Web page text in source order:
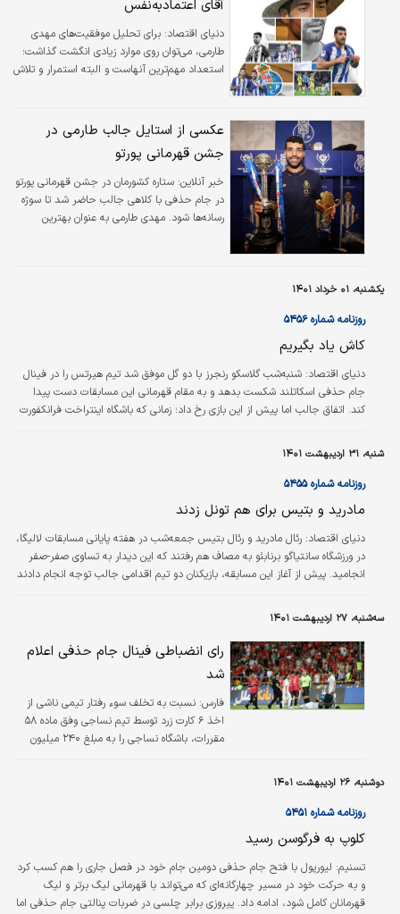
آقای اعتمادبه‌نفس
دنياي اقتصاد: برای تحلیل موفقیت‌های مهدی
طارمی، می‌توان روی موارد زیادی انگشت گذاشت؛
استعداد مهم‌ترین آنهاست و البته استمرار و تلاش
همه، یکی از مهم‌ترین اسرار کامیابی مهدی،
«اعتمادبه‌نفس» بالای اوست. طارمی نمی‌ترسد و
این بی‌باکی، به‌شدت به او کمک کرده است. پورتو
یکشنبه‌شب در فینال جام حذفی پرتغال با نتیجه
۳بریک توندلا را شکست داد تا دومین جام فصل
را به دست بیاورد. در شبی که تیم طارمی دبل کرد،
عکسی از استایل جالب طارمی در
جشن قهرمانی پورتو
خبر آنلاین: ستاره کشورمان در جشن قهرمانی پورتو
در جام حذفی با کلاهی جالب حاضر شد تا سوژه
رسانه‌ها شود. مهدی طارمی به عنوان بهترین
یکشنبه، ۰۱ خرداد ۱۴۰۱
روزنامه شماره ۵۴۵۶
کاش یاد بگیریم
دنياي اقتصاد: شنبه‌شب گلاسکو رنجرز با دو گل موفق شد تیم هیرتس را در فینال
جام حذفی اسکاتلند شکست بدهد و به مقام قهرمانی این مسابقات دست پیدا
کند. اتفاق جالب اما پیش از این بازی رخ داد؛ زمانی که باشگاه اینتراخت فرانکفورت
فرانکفورت چند روز قبل در فینال لیگ اروپا حریف رنجرز بود و در ضربات پنالتی به
پیروزی دست پیدا کرد. با این پیام، آلمانی‌ها مراتب احترام خود را به تیم بازنده ابراز
کردند. در پیام باشگاه فرانکفورت آمده بود: «شما با…
شنبه، ۳۱ اردیبهشت ۱۴۰۱
روزنامه شماره ۵۴۵۵
مادرید و بتیس برای هم تونل زدند
دنياي اقتصاد: رئال مادرید و رئال بتیس جمعه‌شب در هفته پایانی مسابقات لالیگا،
در ورزشگاه سانتیاگو برنابئو به مصاف هم رفتند که این دیدار به تساوی صفر-صفر
انجامید. پیش از آغاز این مسابقه، بازیکنان دو تیم اقدامی جالب توجه انجام دادند
تقسیم شدند و دو طرف بازیکنان رئال بتیس ایستادند تا به افتخار قهرمانی این تیم
در جام حذفی اسپانیا، بازیکنان بتیس را تشویق کنند. سپس شاگردان مانوئل
پیگرینی همین کار را برای بازیکنان رئال مادرید انجام دادند و…
سه‌شنبه، ۲۷ اردیبهشت ۱۴۰۱
رای انضباطی فینال جام حذفی اعلام
شد
فارس: نسبت به تخلف سوء رفتار تیمی ناشی از
اخذ ۶ کارت زرد توسط تیم نساجی وفق ماده ۵۸
مقررات، باشگاه نساجی را به مبلغ ۲۴۰ میلیون
دوشنبه، ۲۶ اردیبهشت ۱۴۰۱
روزنامه شماره ۵۴۵۱
کلوپ به فرگوسن رسید
تسنيم: لیورپول با فتح جام حذفی دومین جام خود در فصل جاری را هم کسب کرد
و به حرکت خود در مسیر چهارگانه‌ای که می‌تواند با قهرمانی لیگ برتر و لیگ
قهرمانان کامل شود، ادامه داد. پیروزی برابر چلسی در ضربات پنالتی جام حذفی اما